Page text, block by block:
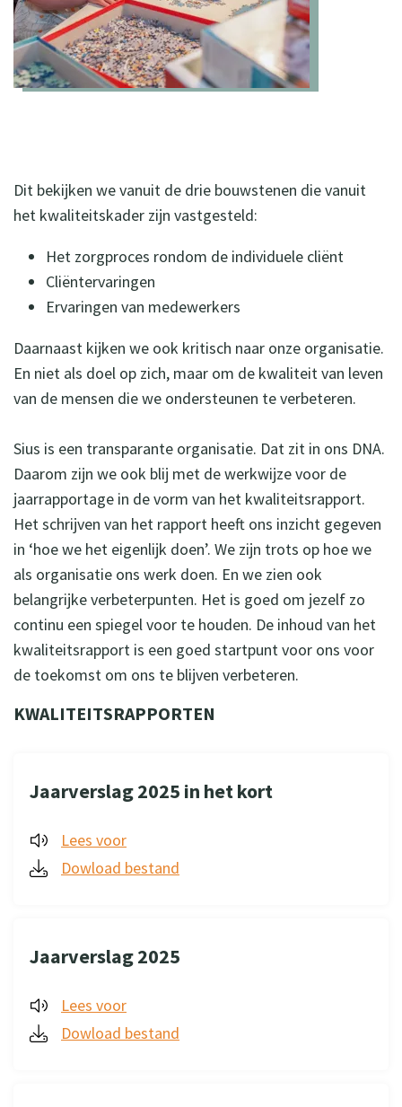
Dit bekijken we vanuit de drie bouwstenen die vanuit
het kwaliteitskader zijn vastgesteld:
Het zorgproces rondom de individuele cliënt
Cliëntervaringen
Ervaringen van medewerkers
Daarnaast kijken we ook kritisch naar onze organisatie.
En niet als doel op zich, maar om de kwaliteit van leven
van de mensen die we ondersteunen te verbeteren.
Sius is een transparante organisatie. Dat zit in ons DNA.
Daarom zijn we ook blij met de werkwijze voor de
jaarrapportage in de vorm van het kwaliteitsrapport.
Het schrijven van het rapport heeft ons inzicht gegeven
in ‘hoe we het eigenlijk doen’. We zijn trots op hoe we
als organisatie ons werk doen. En we zien ook
belangrijke verbeterpunten. Het is goed om jezelf zo
continu een spiegel voor te houden. De inhoud van het
kwaliteitsrapport is een goed startpunt voor ons voor
de toekomst om ons te blijven verbeteren.
KWALITEITSRAPPORTEN
Jaarverslag 2025 in het kort
Lees voor
Dowload bestand
Jaarverslag 2025
Lees voor
Dowload bestand